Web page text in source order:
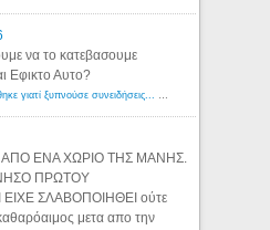
να το κατεβασουμε
Εφικτο Αυτο?
ΑΠΟ ΕΝΑ ΧΩΡΙΟ ΤΗΣ ΜΑΝΗΣ.
ΠΡΩΤΟΥ
ΣΛΑΒΟΠΟΙΗΘΕΙ ούτε
μετα απο την